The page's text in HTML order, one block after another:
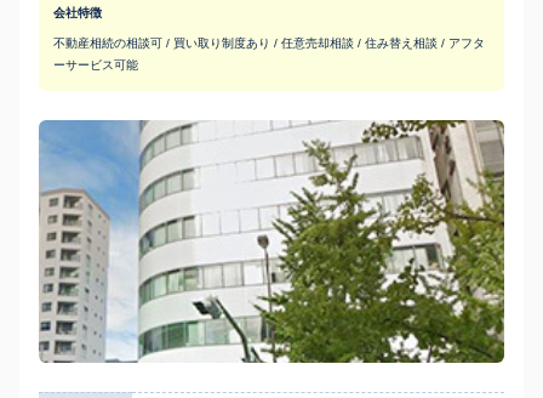
会社特徴
不動産相続の相談可 / 買い取り制度あり / 任意売却相談 / 住み替え相談 / アフタ
ーサービス可能